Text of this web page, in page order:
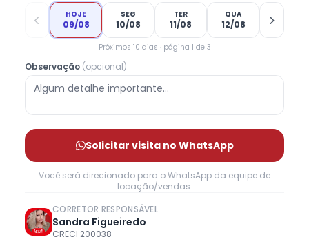
HOJE
09/08
SEG
10/08
TER
11/08
QUA
12/08
Próximos 10 dias · página 1 de 3
Observação (opcional)
Solicitar visita no WhatsApp
Você será direcionado para o WhatsApp da equipe de
locação/vendas.
CORRETOR RESPONSÁVEL
Sandra Figueiredo
CRECI 200038